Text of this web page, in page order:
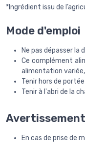
*Ingrédient issu de
Mode d'emploi
Ne pas dépasser la
Ce complément
alimentation variée,
Tenir hors de
Tenir à l'abri de la
En cas de prise de